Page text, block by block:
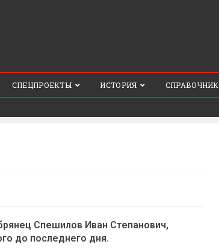
СПЕЦПРОЕКТЫ ИСТОРИЯ СПРАВОЧНИК
Спешилов Иван Степанович,
до последнего дня.